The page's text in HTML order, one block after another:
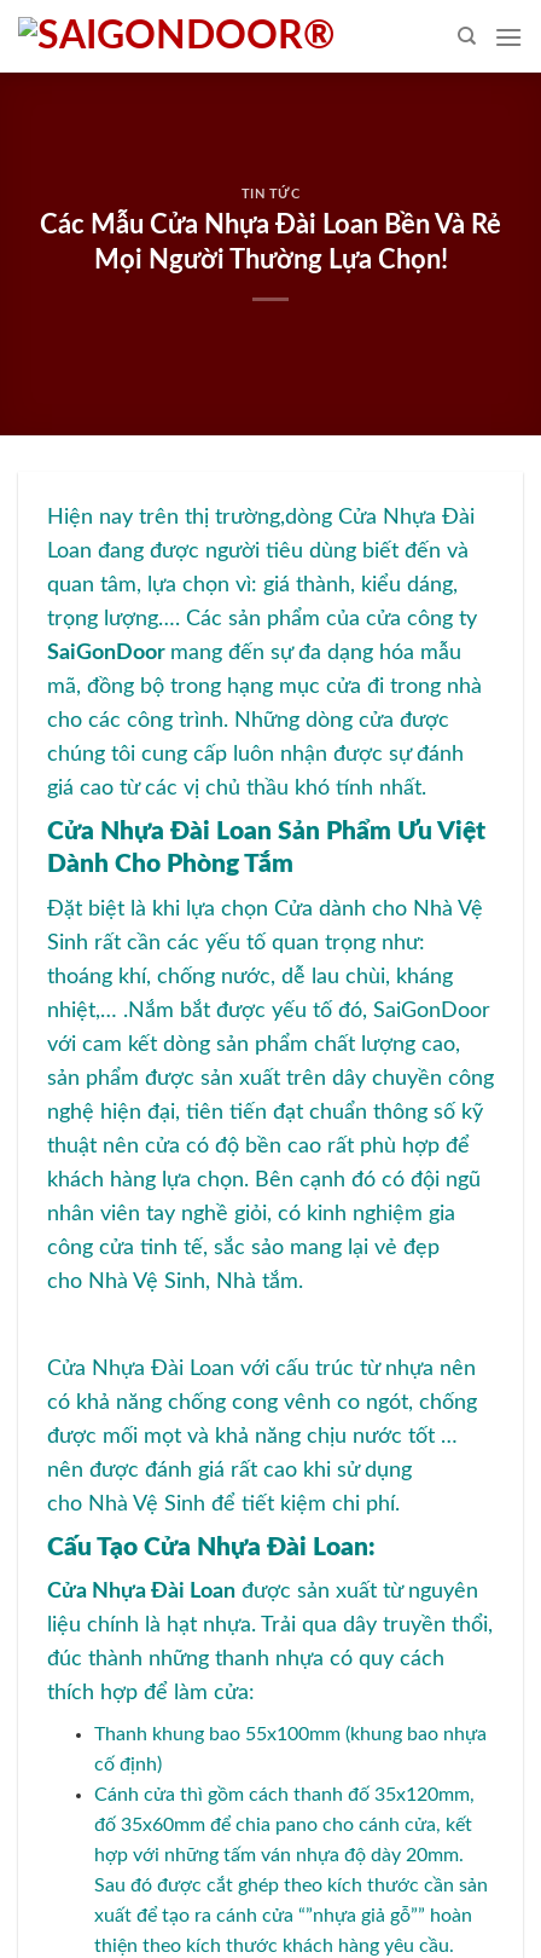
Skip
content
TIN TỨC
Các Mẫu Cửa Nhựa Đài Loan Bền Và Rẻ
Mọi Người Thường Lựa Chọn!
Hiện nay trên thị trường,dòng Cửa Nhựa Đài
Loan đang được người tiêu dùng biết đến và
quan tâm, lựa chọn vì: giá thành, kiểu dáng,
trọng lượng…. Các sản phẩm của cửa công ty
SaiGonDoor mang đến sự đa dạng hóa mẫu
mã, đồng bộ trong hạng mục cửa đi trong nhà
cho các công trình. Những dòng cửa được
chúng tôi cung cấp luôn nhận được sự đánh
giá cao từ các vị chủ thầu khó tính nhất.
Cửa Nhựa Đài Loan Sản Phẩm Ưu Việt
Dành Cho Phòng Tắm
Đặt biệt là khi lựa chọn Cửa dành cho Nhà Vệ
Sinh rất cần các yếu tố quan trọng như:
thoáng khí, chống nước, dễ lau chùi, kháng
nhiệt,… .Nắm bắt được yếu tố đó, SaiGonDoor
với cam kết dòng sản phẩm chất lượng cao,
sản phẩm được sản xuất trên dây chuyền công
nghệ hiện đại, tiên tiến đạt chuẩn thông số kỹ
thuật nên cửa có độ bền cao rất phù hợp để
khách hàng lựa chọn. Bên cạnh đó có đội ngũ
nhân viên tay nghề giỏi, có kinh nghiệm gia
công cửa tinh tế, sắc sảo mang lại vẻ đẹp
cho Nhà Vệ Sinh, Nhà tắm.
Cửa Nhựa Đài Loan với cấu trúc từ nhựa nên
có khả năng chống cong vênh co ngót, chống
được mối mọt và khả năng chịu nước tốt …
nên được đánh giá rất cao khi sử dụng
cho Nhà Vệ Sinh để tiết kiệm chi phí.
Cấu Tạo Cửa Nhựa Đài Loan:
Cửa Nhựa Đài Loan được sản xuất từ nguyên
liệu chính là hạt nhựa. Trải qua dây truyền thổi,
đúc thành những thanh nhựa có quy cách
thích hợp để làm cửa:
Thanh khung bao 55x100mm (khung bao nhựa
cố định)
Cánh cửa thì gồm cách thanh đố 35x120mm,
đố 35x60mm để chia pano cho cánh cửa, kết
hợp với những tấm ván nhựa độ dày 20mm.
Sau đó được cắt ghép theo kích thước cần sản
xuất để tạo ra cánh cửa “”nhựa giả gỗ”” hoàn
thiện theo kích thước khách hàng yêu cầu.